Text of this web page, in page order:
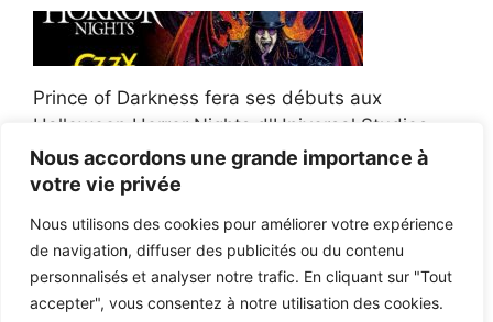
Nous accordons une grande importance à
votre vie privée
Nous utilisons des cookies pour améliorer votre expérience
de navigation, diffuser des publicités ou du contenu
personnalisés et analyser notre trafic. En cliquant sur "Tout
accepter", vous consentez à notre utilisation des cookies.
Prince of Darkness fera ses débuts aux
Halloween Horror Nights d'Universal Studios
Afroman poursuit un policier de l'Ohio après la
victoire du jury en diffamation